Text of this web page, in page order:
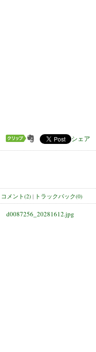
シェア
コメント(2)| トラックバック(0)